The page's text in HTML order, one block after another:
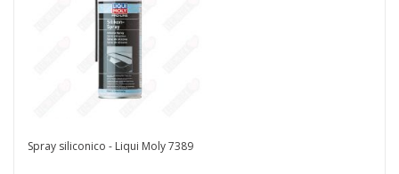
Spray siliconico - Liqui Moly 7389